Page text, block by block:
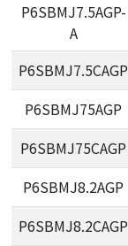
P6SBMJ7.5AGP-
A
P6SBMJ7.5CAGP
P6SBMJ75AGP
P6SBMJ75CAGP
P6SBMJ8.2AGP
P6SBMJ8.2CAGP